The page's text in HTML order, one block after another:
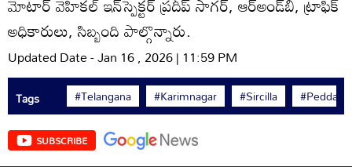
అధికారులు, సిబ్బంది పాల్గొన్నారు.
Updated Date - Jan 16 , 2026 | 11:59 PM
Tags #Telangana #Karimnagar #Sircilla
SUBSCRIBE